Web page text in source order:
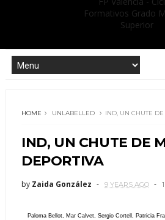
Formativos Grado
Superior
HOME UNLABELLED IND, UN CHUTE
IND, UN CHUTE DE
DEPORTIVA
by Zaida González 9 YEARS AGO
Paloma Bellot, Mar Calvet, Sergio Cortell, Patricia